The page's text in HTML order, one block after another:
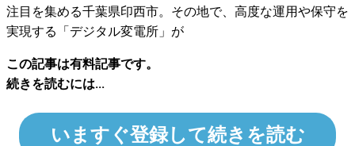
注目を集める千葉県印西市。その地で、高度な運用や保守を
実現する「デジタル変電所」が
この記事は有料記事です。
続きを読むには...
いますぐ登録して続きを読む